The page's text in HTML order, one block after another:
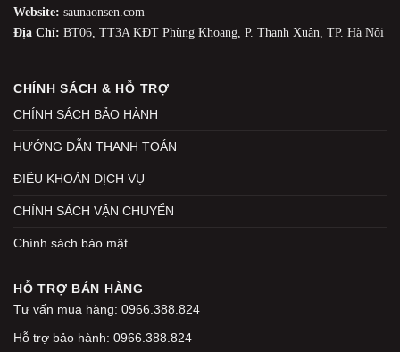
Website: saunaonsen.com
Địa Chỉ: BT06, TT3A KĐT Phùng Khoang, P. Thanh Xuân, TP. Hà Nội
CHÍNH SÁCH & HỖ TRỢ
CHÍNH SÁCH BẢO HÀNH
HƯỚNG DẪN THANH TOÁN
ĐIỀU KHOẢN DỊCH VỤ
CHÍNH SÁCH VẬN CHUYỂN
Chính sách bảo mật
HỖ TRỢ BÁN HÀNG
Tư vấn mua hàng: 0966.388.824
Hỗ trợ bảo hành: 0966.388.824